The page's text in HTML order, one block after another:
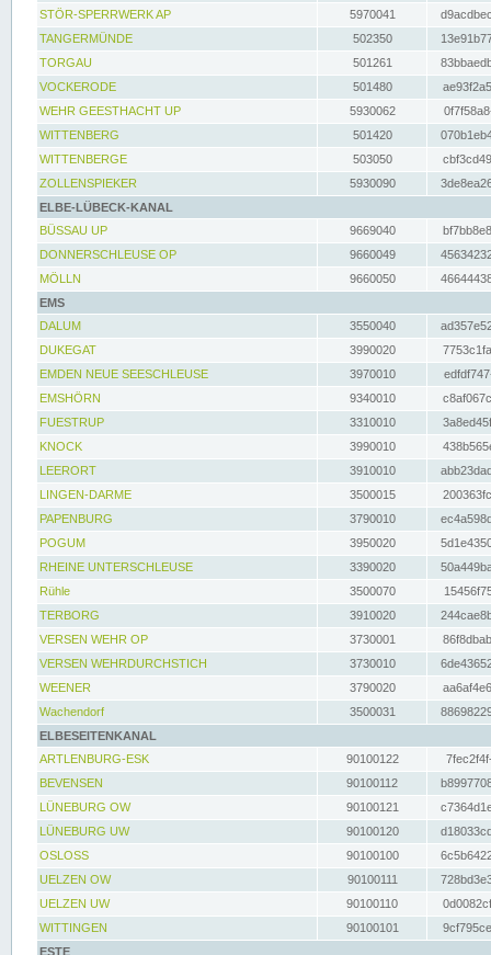
STÖR-SPERRWERK AP 5970041
TANGERMÜNDE
502350
TORGAU
501261
VOCKERODE
501480
WEHR GEESTHACHT UP
5930062
WITTENBERG
501420
WITTENBERGE
503050
ZOLLENSPIEKER
5930090
ELBE-LÜBECK-KANAL
BÜSSAU UP
9669040
DONNERSCHLEUSE OP
9660049
MÖLLN
9660050
EMS
DALUM
3550040
DUKEGAT
3990020
EMDEN NEUE SEESCHLEUSE
3970010
EMSHÖRN
9340010
FUESTRUP
3310010
KNOCK
3990010
LEERORT
3910010
LINGEN-DARME
3500015
PAPENBURG
3790010
POGUM
3950020
RHEINE UNTERSCHLEUSE
3390020
Rühle
3500070
TERBORG
3910020
VERSEN WEHR OP
3730001
VERSEN WEHRDURCHSTICH
3730010
WEENER
3790020
Wachendorf
3500031
ELBESEITENKANAL
ARTLENBURG-ESK
90100122
BEVENSEN
90100112
LÜNEBURG OW
90100121
LÜNEBURG UW
90100120
OSLOSS
90100100
UELZEN OW
90100111
UELZEN UW
90100110
WITTINGEN
90100101
ESTE